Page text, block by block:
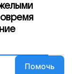
Помочь